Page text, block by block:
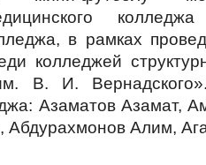
в рамках
колледжей
В. И.
Азаматов Азамат,
Абдурахмонов Алим,